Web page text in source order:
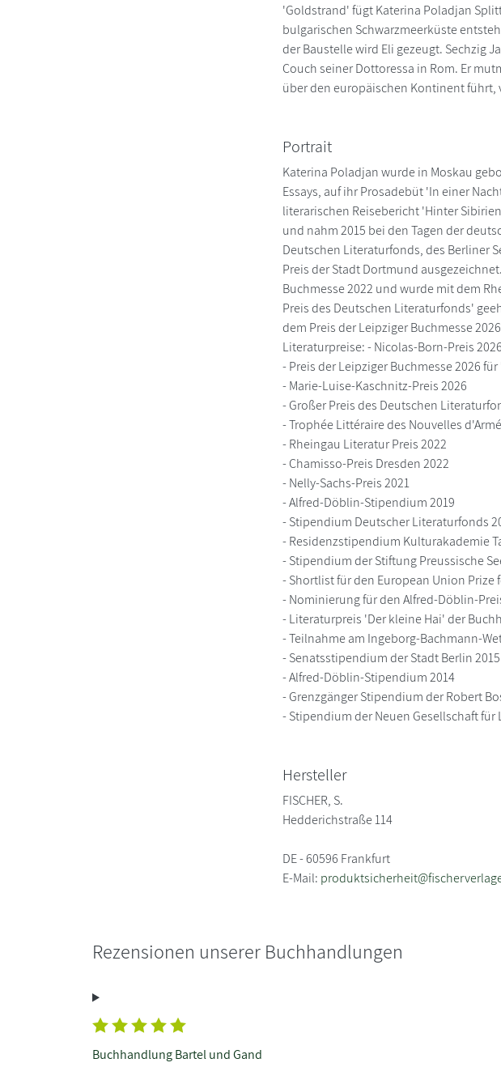
'Goldstrand' fügt Katerina Poladjan
bulgarischen Schwarzmeerküste
der Baustelle wird Eli gezeugt. Sechzig
Couch seiner Dottoressa in Rom. Er
über den europäischen Kontinent führt,
Portrait
Katerina Poladjan wurde in Moskau
Essays, auf ihr Prosadebüt 'In einer
literarischen Reisebericht 'Hinter
und nahm 2015 bei den Tagen der
Deutschen Literaturfonds, des Berliner
Preis der Stadt Dortmund
Buchmesse 2022 und wurde mit dem
Preis des Deutschen Literaturfonds'
dem Preis der Leipziger Buchmesse
Literaturpreise: - Nicolas-Born-Preis
- Preis der Leipziger Buchmesse 2026
- Marie-Luise-Kaschnitz-Preis 2026
- Großer Preis des Deutschen
- Trophée Littéraire des Nouvelles
- Rheingau Literatur Preis 2022
- Chamisso-Preis Dresden 2022
- Nelly-Sachs-Preis 2021
- Alfred-Döblin-Stipendium 2019
- Stipendium Deutscher Literaturfonds
- Residenzstipendium Kulturakademie
- Stipendium der Stiftung Preussische
- Shortlist für den European Union Prize
- Nominierung für den Alfred-Döblin-
- Literaturpreis 'Der kleine Hai' der
- Teilnahme am Ingeborg-Bachmann-
- Senatsstipendium der Stadt Berlin 2015
- Alfred-Döblin-Stipendium 2014
- Grenzgänger Stipendium der Robert
- Stipendium der Neuen Gesellschaft für
Hersteller
FISCHER, S.
Hedderichstraße 114
DE - 60596 Frankfurt
E-Mail:
Rezensionen unserer Buchhandlungen
Buchhandlung Bartel und Gand